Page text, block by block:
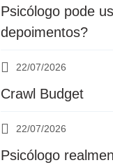
Psicólogo pode
depoimentos?
22/07/2026
Crawl Budget
22/07/2026
Psicólogo